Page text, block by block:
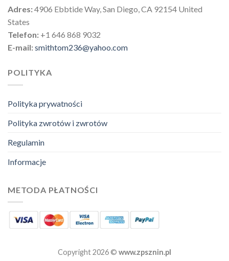
Adres:4906 Ebbtide Way, San Diego, CA 92154 United
States
Telefon: +1 646 868 9032
E-mail:smithtom236@yahoo.com
POLITYKA
Polityka prywatności
Polityka zwrotów i zwrotów
Regulamin
Informacje
METODA PŁATNOŚCI
Copyright 2026 © www.zpsznin.pl